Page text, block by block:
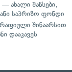
ახალი შანსები,
საპრიზო ფონდი
შინაარსით
დააკავეს